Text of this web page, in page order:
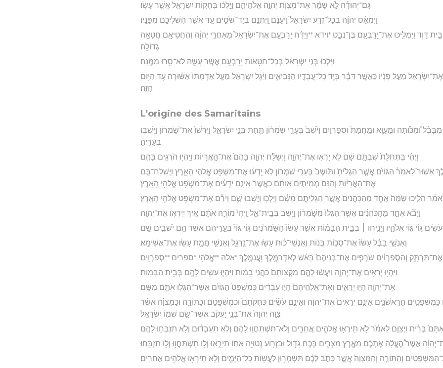
גַּם־יְהוּדָ֕ה לֹ֣א שָׁמַ֔ר אֶת־מִצְוֺ֖ת יְהוָ֣ה אֱלֹהֵיהֶ֑ם וַיֵּ֣לְכ֔וּ בְּחֻקּ֥וֹת יִשְׂרָאֵ֖ל אֲשֶׁ֥ר עָשֽׂוּ׃
וַיִּמְאַ֨ס יְהוָ֜ה בְּכָל־זֶ֤רַע יִשְׂרָאֵל֙ וַיְעַנֵּ֔ם וַֽיִּתְּנֵ֖ם בְּיַד־שֹׁסִ֑ים עַ֛ד אֲשֶׁ֥ר הִשְׁלִיכָ֖ם מִפָּנָֽיו׃
דָּוִ֔ד וַיַּמְלִ֖יכוּ אֶת־יָרָבְעָ֣ם בֶּן־נְבָ֑ט *וידא **וַיַּדַּ֨ח יָרָבְעָ֤ם אֶת־יִשְׂרָאֵל֙ מֵאַחֲרֵ֣י יְהוָ֔ה וְהֶחֱטֵיאָ֖ם חֲטָאָ֥ה
גְדוֹלָֽה׃
וַיֵּֽלְכוּ֙ בְּנֵ֣י יִשְׂרָאֵ֔ל בְּכָל־חַטֹּ֥אות יָרָבְעָ֖ם אֲשֶׁ֣ר עָשָׂ֑ה לֹא־סָ֖רוּ מִמֶּֽנָּה׃
מֵעַ֣ל פָּנָ֔יו כַּאֲשֶׁ֣ר דִּבֶּ֔ר בְּיַ֖ד כָּל־עֲבָדָ֣יו הַנְּבִיאִ֑ים וַיִּ֨גֶל יִשְׂרָאֵ֜ל מֵעַ֤ל אַדְמָתוֹ֙ אַשּׁ֔וּרָה עַ֖ד הַיּ֥וֹם
הַזֶּֽה׃
L'origine des Samaritains
וּ֠מִכּוּ֠תָה וּמֵעַוָּ֤א וּמֵֽחֲמָת֙ וּסְפַרְוַ֔יִם וַיֹּ֙שֶׁב֙ בְּעָרֵ֣י שֹֽׁמְר֔וֹן תַּ֖חַת בְּנֵ֣י יִשְׂרָאֵ֑ל וַיִּֽרְשׁוּ֙ אֶת־שֹׁ֣מְר֔וֹן וַיֵּֽשְׁב֖וּ
בְּעָרֶֽיהָ׃
וַיְהִ֗י בִּתְחִלַּת֙ שִׁבְתָּ֣ם שָׁ֔ם לֹ֥א יָרְא֖וּ אֶת־יְהוָ֑ה וַיְשַׁלַּ֨ח יְהוָ֤ה בָּהֶם֙ אֶת־הָ֣אֲרָי֔וֹת וַיִּֽהְי֥וּ הֹרְגִ֖ים בָּהֶֽם׃
אַשּׁוּר֮ לֵאמֹר֒ הַגּוֹיִ֗ם אֲשֶׁ֤ר הִגְלִ֙יתָ֙ וַתּ֙וֹשֶׁב֙ בְּעָרֵ֣י שֹׁמְר֔וֹן לֹ֣א יָֽדְע֔וּ אֶת־מִשְׁפַּ֖ט אֱלֹהֵ֣י הָאָ֑רֶץ וַיְשַׁלַּח־בָּ֣ם
אֶת־הָאֲרָי֗וֹת וְהִנָּם֙ מְמִיתִ֣ים אוֹתָ֔ם כַּאֲשֶׁר֙ אֵינָ֣ם יֹדְעִ֔ים אֶת־מִשְׁפַּ֖ט אֱלֹהֵ֥י הָאָֽרֶץ׃
הֹלִ֤יכוּ שָׁ֙מָּה֙ אֶחָ֤ד מֵהַכֹּֽהֲנִים֙ אֲשֶׁ֣ר הִגְלִיתֶ֣ם מִשָּׁ֔ם וְיֵלְכ֖וּ וְיֵ֣שְׁבוּ שָׁ֑ם וְיֹרֵ֕ם אֶת־מִשְׁפַּ֖ט אֱלֹהֵ֥י הָאָֽרֶץ׃
וַיָּבֹ֞א אֶחָ֣ד מֵהַכֹּהֲנִ֗ים אֲשֶׁ֤ר הִגְלוּ֙ מִשֹּׁ֣מְר֔וֹן וַיֵּ֖שֶׁב בְּבֵֽית־אֵ֑ל וַֽיְהִי֙ מוֹרֶ֣ה אֹתָ֔ם אֵ֖יךְ יִֽירְא֥וּ אֶת־יְהוָֽה׃
עֹשִׂ֔ים גּ֥וֹי גּ֖וֹי אֱלֹהָ֑יו וַיַּנִּ֣יחוּ ׀ בְּבֵ֣ית הַבָּמ֗וֹת אֲשֶׁ֤ר עָשׂוּ֙ הַשֹּׁ֣מְרֹנִ֔ים גּ֥וֹי גּוֹי֙ בְּעָ֣רֵיהֶ֔ם אֲשֶׁ֛ר הֵ֥ם יֹשְׁבִ֖ים שָֽׁם׃
וְאַנְשֵׁ֣י בָבֶ֗ל עָשׂוּ֙ אֶת־סֻכּ֣וֹת בְּנ֔וֹת וְאַנְשֵׁי־כ֔וּת עָשׂ֖וּ אֶת־נֵֽרְגַ֑ל וְאַנְשֵׁ֥י חֲמָ֖ת עָשׂ֥וּ אֶת־אֲשִׁימָֽא׃
וְאֶת־תַּרְתָּ֑ק וְהַסְפַרְוִ֗ים שֹׂרְפִ֤ים אֶת־בְּנֵיהֶם֙ בָּאֵ֔שׁ לְאַדְרַמֶּ֥לֶךְ וַֽעֲנַמֶּ֖לֶךְ *אלה **אֱלֹהֵ֥י *ספרים **סְפַרְוָֽיִם׃
וַיִּהְי֥וּ יְרֵאִ֖ים אֶת־יְהוָ֑ה וַיַּעֲשׂ֨וּ לָהֶ֤ם מִקְצוֹתָם֙ כֹּהֲנֵ֣י בָמ֔וֹת וַיִּהְי֛וּ עֹשִׂ֥ים לָהֶ֖ם בְּבֵ֥ית הַבָּמֽוֹת׃
אֶת־יְהוָ֖ה הָי֣וּ יְרֵאִ֑ים וְאֶת־אֱלֹֽהֵיהֶם֙ הָי֣וּ עֹֽבְדִ֔ים כְּמִשְׁפַּט֙ הַגּוֹיִ֔ם אֲשֶׁר־הִגְל֥וּ אֹתָ֖ם מִשָּֽׁם׃
הָרִֽאשֹׁנִ֑ים אֵינָ֤ם יְרֵאִים֙ אֶת־יְהוָ֔ה וְאֵינָ֣ם עֹשִׂ֗ים כְּחֻקֹּתָם֙ וּכְמִשְׁפָּטָ֔ם וְכַתּוֹרָ֣ה וְכַמִּצְוָ֗ה אֲשֶׁ֨ר
צִוָּ֤ה יְהוָה֙ אֶת־בְּנֵ֣י יַעֲקֹ֔ב אֲשֶׁר־שָׂ֥ם שְׁמ֖וֹ יִשְׂרָאֵֽל׃
אִתָּם֙ בְּרִ֔ית וַיְצַוֵּ֣ם לֵאמֹ֔ר לֹ֥א תִֽירְא֖וּ אֱלֹהִ֣ים אֲחֵרִ֑ים וְלֹא־תִשְׁתַּחֲו֣וּ לָהֶ֔ם וְלֹ֣א תַעַבְד֔וּם וְלֹ֥א תִזְבְּח֖וּ לָהֶֽם׃
אֲשֶׁר֩ הֶעֱלָ֨ה אֶתְכֶ֜ם מֵאֶ֧רֶץ מִצְרַ֛יִם בְּכֹ֧חַ גָּד֛וֹל וּבִזְר֥וֹעַ נְטוּיָ֖ה אֹת֣וֹ תִירָ֑אוּ וְל֥וֹ תִֽשְׁתַּחֲו֖וּ וְל֥וֹ תִזְבָּֽחוּ׃
וְהַתּוֹרָ֤ה וְהַמִּצְוָה֙ אֲשֶׁ֣ר כָּתַ֣ב לָכֶ֔ם תִּשְׁמְר֥וּן לַעֲשׂ֖וֹת כָּל־הַיָּמִ֑ים וְלֹ֥א תִֽירְא֖וּ אֱלֹהִ֥ים אֲחֵרִֽים׃